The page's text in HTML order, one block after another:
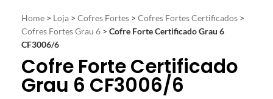
Home > Loja > Cofres Fortes > Cofres Fortes Certificados >
Cofres Fortes Grau 6 > Cofre Forte Certificado Grau 6
CF3006/6
Cofre Forte Certificado
Grau 6 CF3006/6